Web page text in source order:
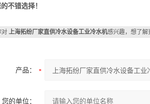
不错选择！
上海拓纷厂家直供冷水设备工业冷水机感兴趣，想了解
产品：
您的单位：